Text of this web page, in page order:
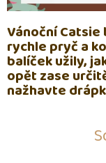
Vánoční
rychle pryč a
balíček užily,
opět zase
nažhavte